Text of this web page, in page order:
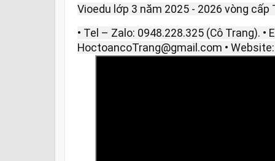
Vioedu lớp 3 năm 2025 - 2026 vòng cấp
• Tel – Zalo: 0948.228.325 (Cô Trang). •
HoctoancoTrang@gmail.com •